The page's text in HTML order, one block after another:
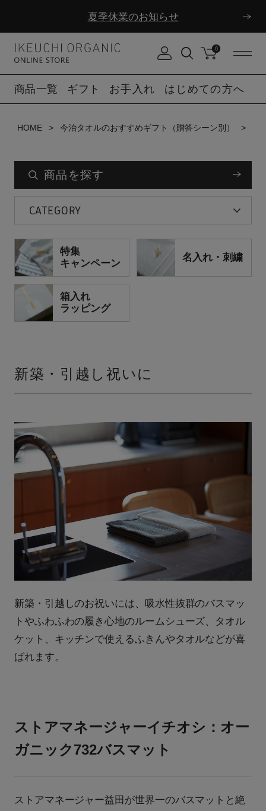
夏季休業のお知らせ
夏季休業のお知らせ
0
商品一覧 ギフト お手入れ はじめての方へ
HOME 今治タオルのおすすめギフト（贈答シーン別）
商品を探す
CATEGORY
特集
キャンペーン
名入れ・刺繍
箱入れ
ラッピング
新築・引越し祝いに
新築・引越しのお祝いには、吸水性抜群のバスマッ
トやふわふわの履き心地のルームシューズ、タオル
ケット、キッチンで使えるふきんやタオルなどが喜
ばれます。
ストアマネージャーイチオシ：オー
ガニック732バスマット
ストアマネージャー益田が世界一のバスマットと絶